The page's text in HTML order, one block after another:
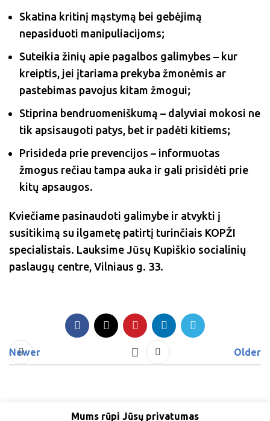
Skatina kritinį mąstymą bei gebėjimą
nepasiduoti manipuliacijoms;
Suteikia žinių apie pagalbos galimybes – kur
kreiptis, jei įtariama prekyba žmonėmis ar
pastebimas pavojus kitam žmogui;
Stiprina bendruomeniškumą – dalyviai mokosi ne
tik apsisaugoti patys, bet ir padėti kitiems;
Prisideda prie prevencijos – informuotas
žmogus rečiau tampa auka ir gali prisidėti prie
kitų apsaugos.
Kviečiame pasinaudoti galimybe ir atvykti į
susitikimą su ilgametę patirtį turinčiais KOPŽI
specialistais. Lauksime Jūsų Kupiškio socialinių
paslaugų centre, Vilniaus g. 33.
Newer Older
Mums rūpi Jūsų privatumas